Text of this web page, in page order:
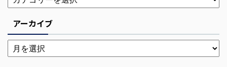
アーカイブ